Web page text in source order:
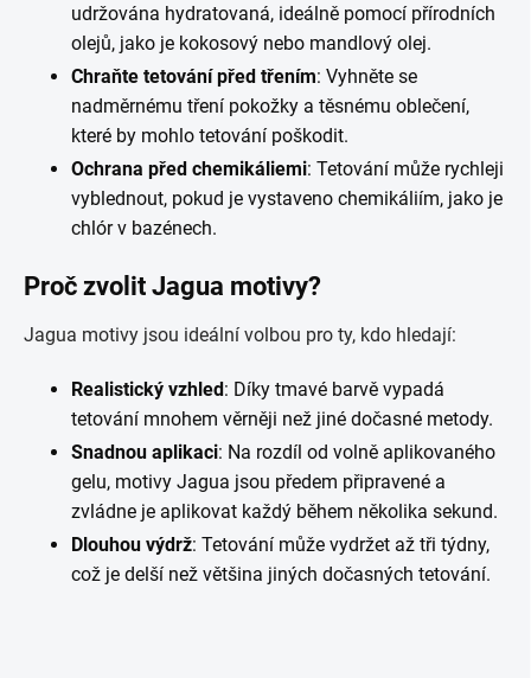
udržována hydratovaná, ideálně pomocí přírodních
olejů, jako je kokosový nebo mandlový olej.
Chraňte tetování před třením: Vyhněte se
nadměrnému tření pokožky a těsnému oblečení,
které by mohlo tetování poškodit.
Ochrana před chemikáliemi: Tetování může rychleji
vyblednout, pokud je vystaveno chemikáliím, jako je
chlór v bazénech.
Proč zvolit Jagua motivy?
Jagua motivy jsou ideální volbou pro ty, kdo hledají:
Realistický vzhled: Díky tmavé barvě vypadá
tetování mnohem věrněji než jiné dočasné metody.
Snadnou aplikaci: Na rozdíl od volně aplikovaného
gelu, motivy Jagua jsou předem připravené a
zvládne je aplikovat každý během několika sekund.
Dlouhou výdrž: Tetování může vydržet až tři týdny,
což je delší než většina jiných dočasných tetování.